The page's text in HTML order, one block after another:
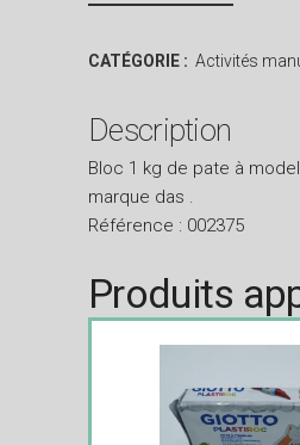
CATÉGORIE : Activités
Description
Bloc 1 kg de pate à
marque das .
Référence : 002375
Produits